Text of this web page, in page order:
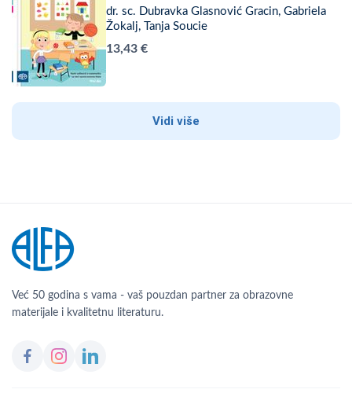
dr. sc. Dubravka Glasnović Gracin, Gabriela
Žokalj, Tanja Soucie
13,43 €
Vidi više
Već 50 godina s vama - vaš pouzdan partner za obrazovne
materijale i kvalitetnu literaturu.